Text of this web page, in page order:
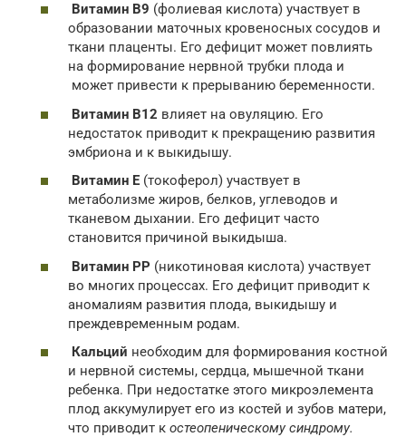
Витамин В9 (фолиевая кислота) участвует в
образовании маточных кровеносных сосудов и
ткани плаценты. Его дефицит может повлиять
на формирование нервной трубки плода и
может привести к прерыванию беременности.
Витамин В12 влияет на овуляцию. Его
недостаток приводит к прекращению развития
эмбриона и к выкидышу.
Витамин Е (токоферол) участвует в
метаболизме жиров, белков, углеводов и
тканевом дыхании. Его дефицит часто
становится причиной выкидыша.
Витамин РР (никотиновая кислота) участвует
во многих процессах. Его дефицит приводит к
аномалиям развития плода, выкидышу и
преждевременным родам.
Кальций необходим для формирования костной
и нервной системы, сердца, мышечной ткани
ребенка. При недостатке этого микроэлемента
плод аккумулирует его из костей и зубов матери,
что приводит к остеопеническому синдрому.